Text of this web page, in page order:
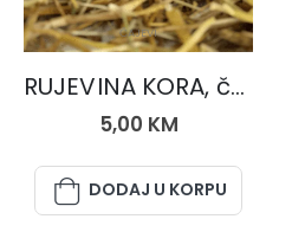
ČAJEVI
RUJEVINA KORA, čaj 50 gr.
5,00 KM
DODAJ U KORPU